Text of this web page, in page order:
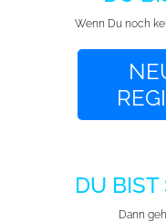
Wenn Du noch
DU
Dann